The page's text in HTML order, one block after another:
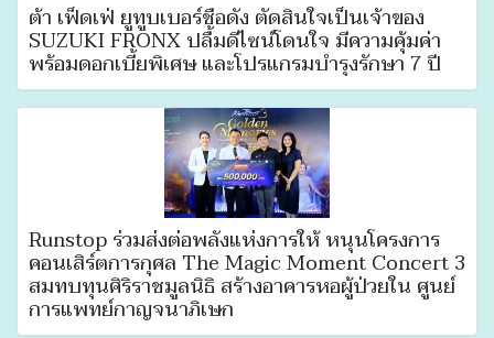
ต้า เฟ็ดเฟ่ ยูทูบเบอร์ชื่อดัง ตัดสินใจเป็นเจ้าของ
SUZUKI FRONX ปลื้มดีไซน์โดนใจ มีความคุ้มค่า
พร้อมดอกเบี้ยพิเศษ และโปรแกรมบำรุงรักษา 7 ปี
Runstop ร่วมส่งต่อพลังแห่งการให้ หนุนโครงการ
คอนเสิร์ตการกุศล The Magic Moment Concert 3
สมทบทุนศิริราชมูลนิธิ สร้างอาคารหอผู้ป่วยใน ศูนย์
การแพทย์กาญจนาภิเษก